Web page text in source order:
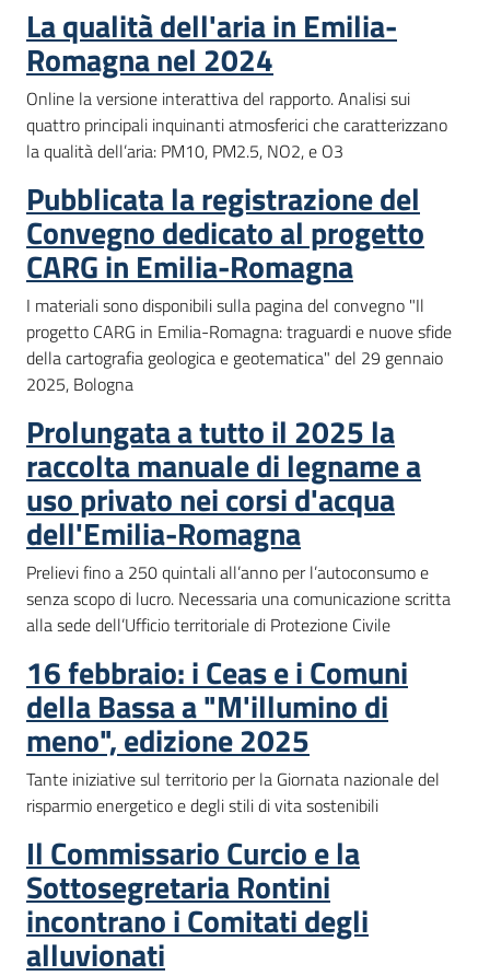
La qualità dell'aria in Emilia-
Romagna nel 2024
Online la versione interattiva del rapporto. Analisi sui
quattro principali inquinanti atmosferici che caratterizzano
la qualità dell’aria: PM10, PM2.5, NO2, e O3
Pubblicata la registrazione del
Convegno dedicato al progetto
CARG in Emilia-Romagna
I materiali sono disponibili sulla pagina del convegno "Il
progetto CARG in Emilia-Romagna: traguardi e nuove sfide
della cartografia geologica e geotematica" del 29 gennaio
2025, Bologna
Prolungata a tutto il 2025 la
raccolta manuale di legname a
uso privato nei corsi d'acqua
dell'Emilia-Romagna
Prelievi fino a 250 quintali all’anno per l’autoconsumo e
senza scopo di lucro. Necessaria una comunicazione scritta
alla sede dell’Ufficio territoriale di Protezione Civile
16 febbraio: i Ceas e i Comuni
della Bassa a "M'illumino di
meno", edizione 2025
Tante iniziative sul territorio per la Giornata nazionale del
risparmio energetico e degli stili di vita sostenibili
Il Commissario Curcio e la
Sottosegretaria Rontini
incontrano i Comitati degli
alluvionati